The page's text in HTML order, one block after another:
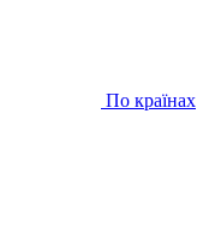
По країнах